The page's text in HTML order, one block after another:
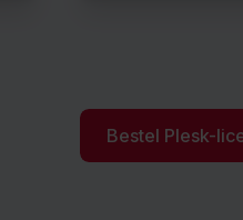
Bestel Plesk-